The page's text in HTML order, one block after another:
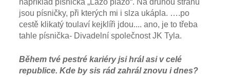
například písnička „Lážo plážo“. Na druhou stranu
jsou písničky, při kterých mi i slza ukápla. ….po
cestě klikatý toulaví kejklíři jdou.... ano, je to třeba
tahle písnička- Divadelní společnost JK Tyla.
Během tvé pestré kariéry jsi hrál asi v celé
republice. Kde by sis rád zahrál znovu i dnes?